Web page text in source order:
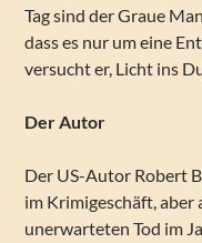
Tag sind der Graue
dass es nur um eine
versucht er, Licht ins
Der Autor
Der US-Autor Robert
im Krimigeschäft, aber
unerwarteten Tod im